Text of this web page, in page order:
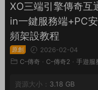
XO三端引擎傳奇互
in一鍵服務端+PC
頻架設教程
原創
2026-02-04
C-傳奇 · C-傳奇2 · 手遊服
資源大小： 3.18 GB